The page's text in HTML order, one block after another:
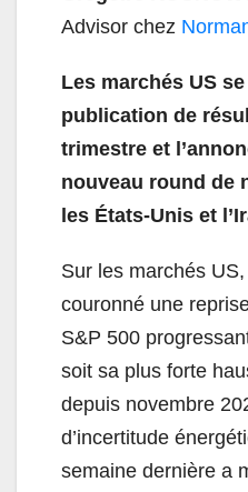
Advisor chez
Les marchés US
publication de
trimestre et
nouveau round de
les États-Unis et
Sur les marchés
couronné une
S&P 500
soit sa plus forte
depuis novembre
d’incertitude
semaine dernière a